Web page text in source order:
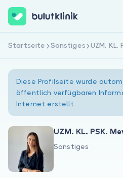
Über uns
Für Patienten
Jetzt registrieren
Startseite Sonstiges UZM.
Diese Profilseite wurde
öffentlich verfügbaren
Internet erstellt.
UZM. KL. PSK.
Sonstiges